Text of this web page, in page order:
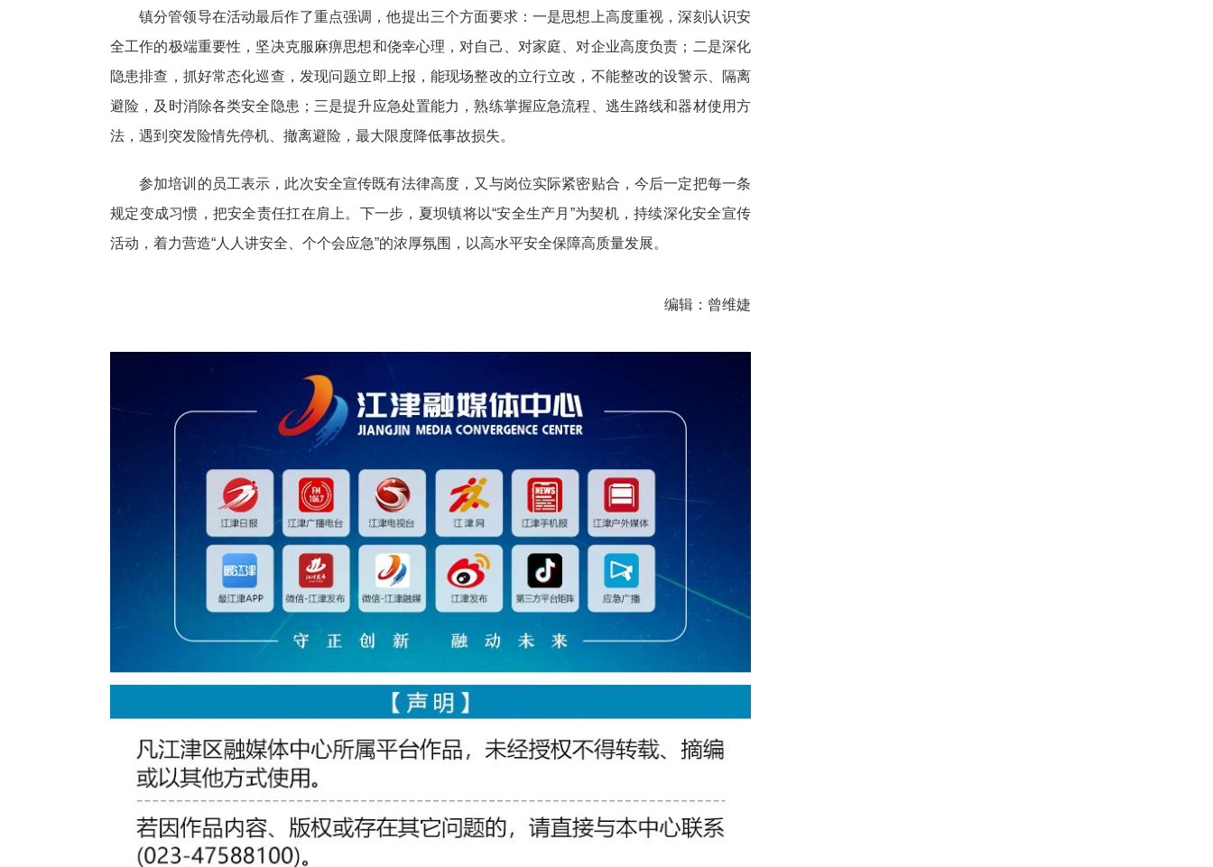
镇分管领导在活动最后作了重点强调，他提出三个方面要求：一是思想上高度重视，深刻认识安
全工作的极端重要性，坚决克服麻痹思想和侥幸心理，对自己、对家庭、对企业高度负责；二是深化
隐患排查，抓好常态化巡查，发现问题立即上报，能现场整改的立行立改，不能整改的设警示、隔离
避险，及时消除各类安全隐患；三是提升应急处置能力，熟练掌握应急流程、逃生路线和器材使用方
法，遇到突发险情先停机、撤离避险，最大限度降低事故损失。
参加培训的员工表示，此次安全宣传既有法律高度，又与岗位实际紧密贴合，今后一定把每一条
规定变成习惯，把安全责任扛在肩上。下一步，夏坝镇将以“安全生产月”为契机，持续深化安全宣传
活动，着力营造“人人讲安全、个个会应急”的浓厚氛围，以高水平安全保障高质量发展。
编辑：曾维婕